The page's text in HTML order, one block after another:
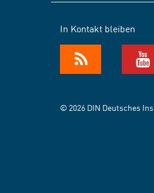
In Kontakt bleiben
© 2026 DIN Deutsches